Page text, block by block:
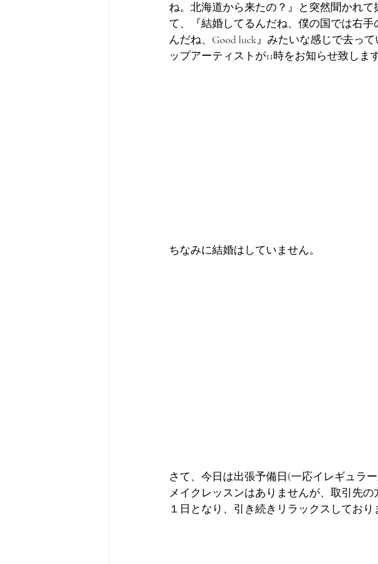
ね。北海道から来たの？』と突然聞かれ
て、『結婚してるんだね、僕の国では右
んだね、Good luck』みたいな感じで去っ
ップアーティストが11時をお知らせ致します
ちなみに結婚はしていません。
さて、今日は出張予備日(一応イレギュラ
メイクレッスンはありませんが、取引先
１日となり、引き続きリラックスしており